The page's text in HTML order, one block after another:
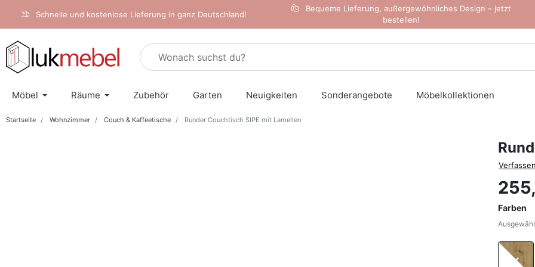
Schnelle und kostenlose Lieferung in ganz Deutschland!
Bequeme Lieferung, außergewöhnliches Design – jetzt
bestellen!
Möbel Räume Zubehör Garten Neuigkeiten Sonderangebote Möbelkollektionen
Startseite Wohnzimmer Couch & Kaffeetische Runder Couchtisch SIPE mit Lamellen
Farben